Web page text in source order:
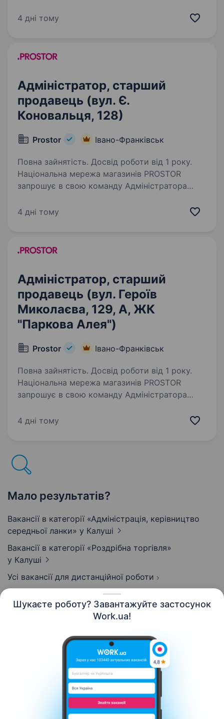
Шукаєте роботу? Завантажуйте застосунок
Work.ua!
ти став ще ближчим! Зараз ми шукаємо
4 дні тому
Адміністратор, старший
продавець (вул. Є.
Коновальця, 128)
Prostor Івано-Франківськ
Повна зайнятість. Досвід роботи від 1 року.
Національна мережа магазинів PROSTOR
запрошує в свою команду Адміністратора
на аналогічній посаді або старшим продавцем;
4 дні тому
Адміністратор, старший
продавець (вул. Героїв
Миколаєва, 129, А, ЖК
"Паркова Алея")
Prostor Івано-Франківськ
Повна зайнятість. Досвід роботи від 1 року.
Національна мережа магазинів PROSTOR
запрошує в свою команду Адміністратора
на аналогічній посаді або старшим продавцем;
4 дні тому
Мало результатів?
Вакансії в категорії «Адмiнiстрацiя, керівництво
середньої ланки» у Калуші
Вакансії в категорії «Роздрібна торгівля»
у Калуші
Усі вакансії для дистанційної роботи
Контакти Про нас Кар’єра